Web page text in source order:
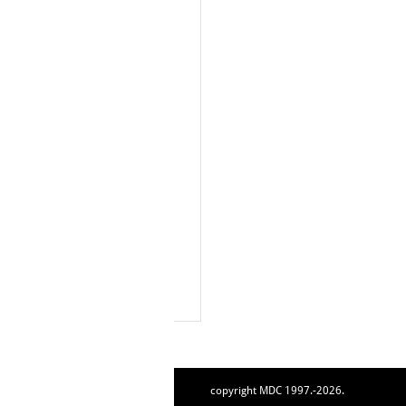
copyright MDC 1997.-2026.